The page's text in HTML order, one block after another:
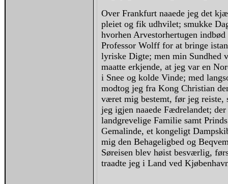
Over Frankfurt naaede jeg det
pleiet og fik udhvilet; smukke
hvorhen Arvestorhertugen
Professor Wolff for at bringe
lyriske Digte; men min Sundhed
maatte erkjende, at jeg var en
i Snee og kolde Vinde; med
modtog jeg fra Kong Christian
været mig bestemt, før jeg reiste,
jeg igjen naaede Fædrelandet;
landgrevelige Familie samt
Gemalinde, et kongeligt
mig den Behageligbed og
Søreisen blev høist besværlig,
traadte jeg i Land ved